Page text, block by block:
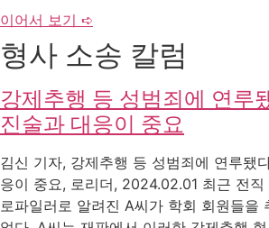
이어서 보기 ➪
형사 소송 칼럼
강제추행 등 성범죄에 연루
진술과 대응이 중요
김신 기자, 강제추행 등 성범죄에 연루됐
응이 중요, 로리더, 2024.02.01 최근 전
로파일러로 알려진 A씨가 학회 회원들을